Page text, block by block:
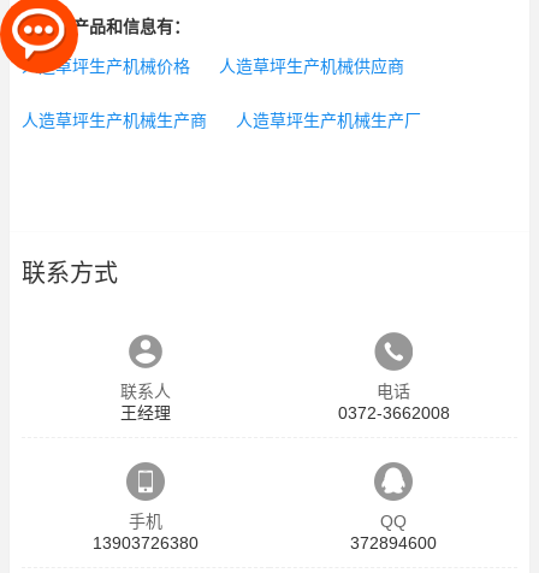
相关的产品和信息有：
人造草坪生产机械价格 人造草坪生产机械供应商
人造草坪生产机械生产商 人造草坪生产机械生产厂
联系方式
联系人
王经理
电话
0372-3662008
手机
13903726380
QQ
372894600